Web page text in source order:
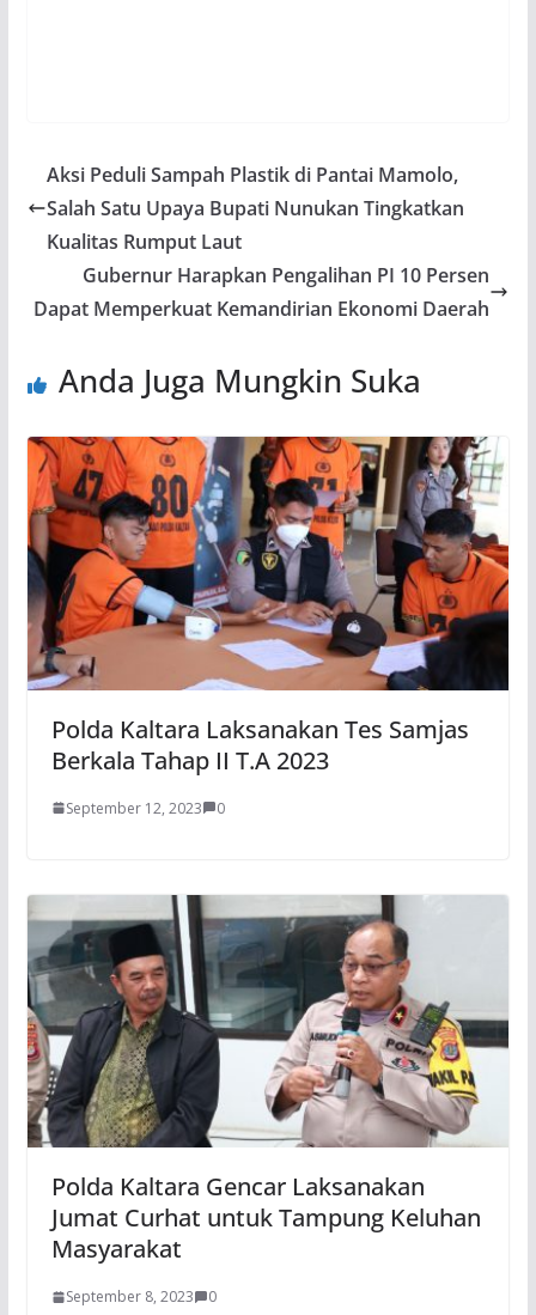
Aksi Peduli Sampah Plastik di Pantai Mamolo,
Salah Satu Upaya Bupati Nunukan Tingkatkan
Kualitas Rumput Laut
Gubernur Harapkan Pengalihan PI 10 Persen
Dapat Memperkuat Kemandirian Ekonomi Daerah
Anda Juga Mungkin Suka
Polda Kaltara Laksanakan Tes Samjas
Berkala Tahap II T.A 2023
September 12, 2023 0
Polda Kaltara Gencar Laksanakan
Jumat Curhat untuk Tampung Keluhan
Masyarakat
September 8, 2023 0